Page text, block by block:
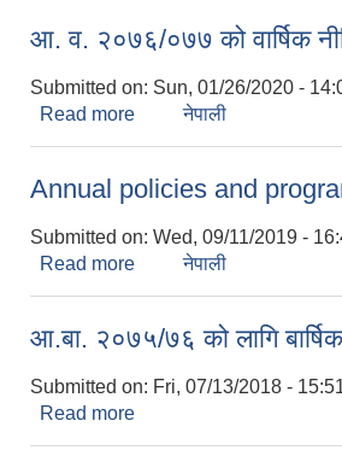
आ. व. २०७६/०७७ को वार्षिक
Submitted on: Sun, 01/26/2020 -
Read more about आ. व. २०७६/०७७ को
नेपाली
Annual policies and
Submitted on: Wed, 09/11/2019 -
Read more about Annual policies
नेपाली
आ.बा. २०७५/७६ को लागि
Submitted on: Fri, 07/13/2018 -
Read more